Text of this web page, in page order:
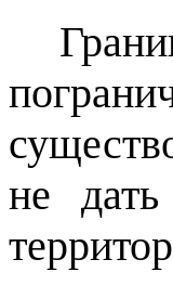
не